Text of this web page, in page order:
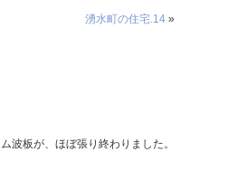
湧水町の住宅.14 »
波板が、ほぼ張り終わりました。